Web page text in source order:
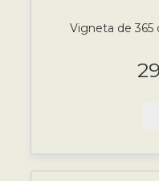
Vigneta de 365